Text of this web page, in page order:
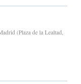
(Plaza de la Lealtad,